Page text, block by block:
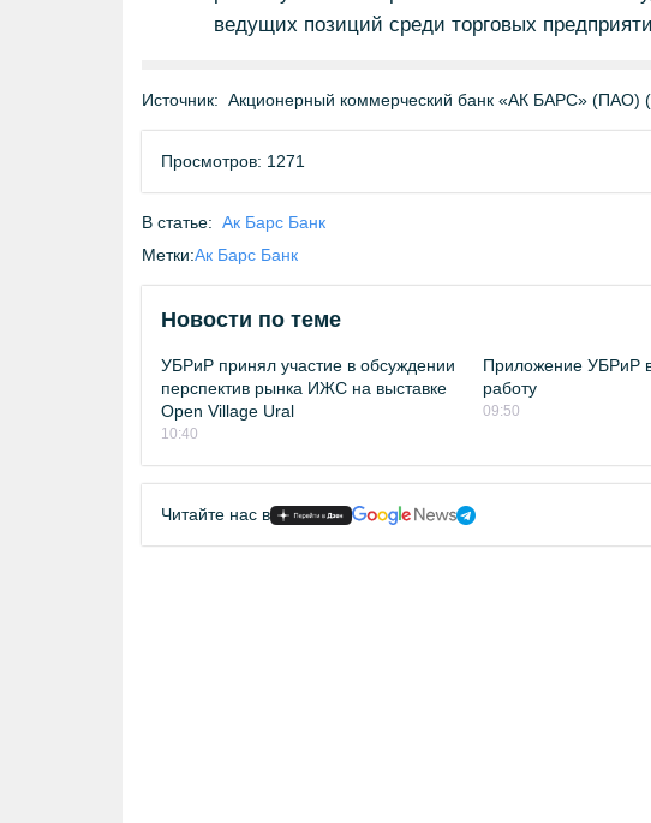
ведущих позиций среди торговых
Источник: Акционерный коммерческий банк «АК БАРС»
Просмотров: 1271
В статье: Ак Барс Банк
Метки:Ак Барс Банк
Новости по теме
УБРиР принял участие в обсуждении
перспектив рынка ИЖС на выставке
Open Village Ural
10:40
Приложение УБРиР
работу
09:50
Читайте нас в